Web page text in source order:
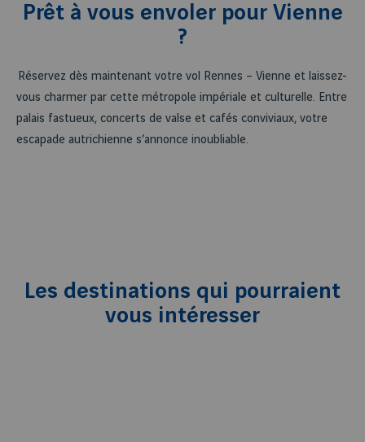
Prêt à vous envoler pour Vienne
?
Réservez dès maintenant votre vol Rennes – Vienne et laissez-
vous charmer par cette métropole impériale et culturelle. Entre
palais fastueux, concerts de valse et cafés conviviaux, votre
escapade autrichienne s’annonce inoubliable.
Les destinations qui pourraient
vous intéresser
1
Un héritage impérial grandiose
2